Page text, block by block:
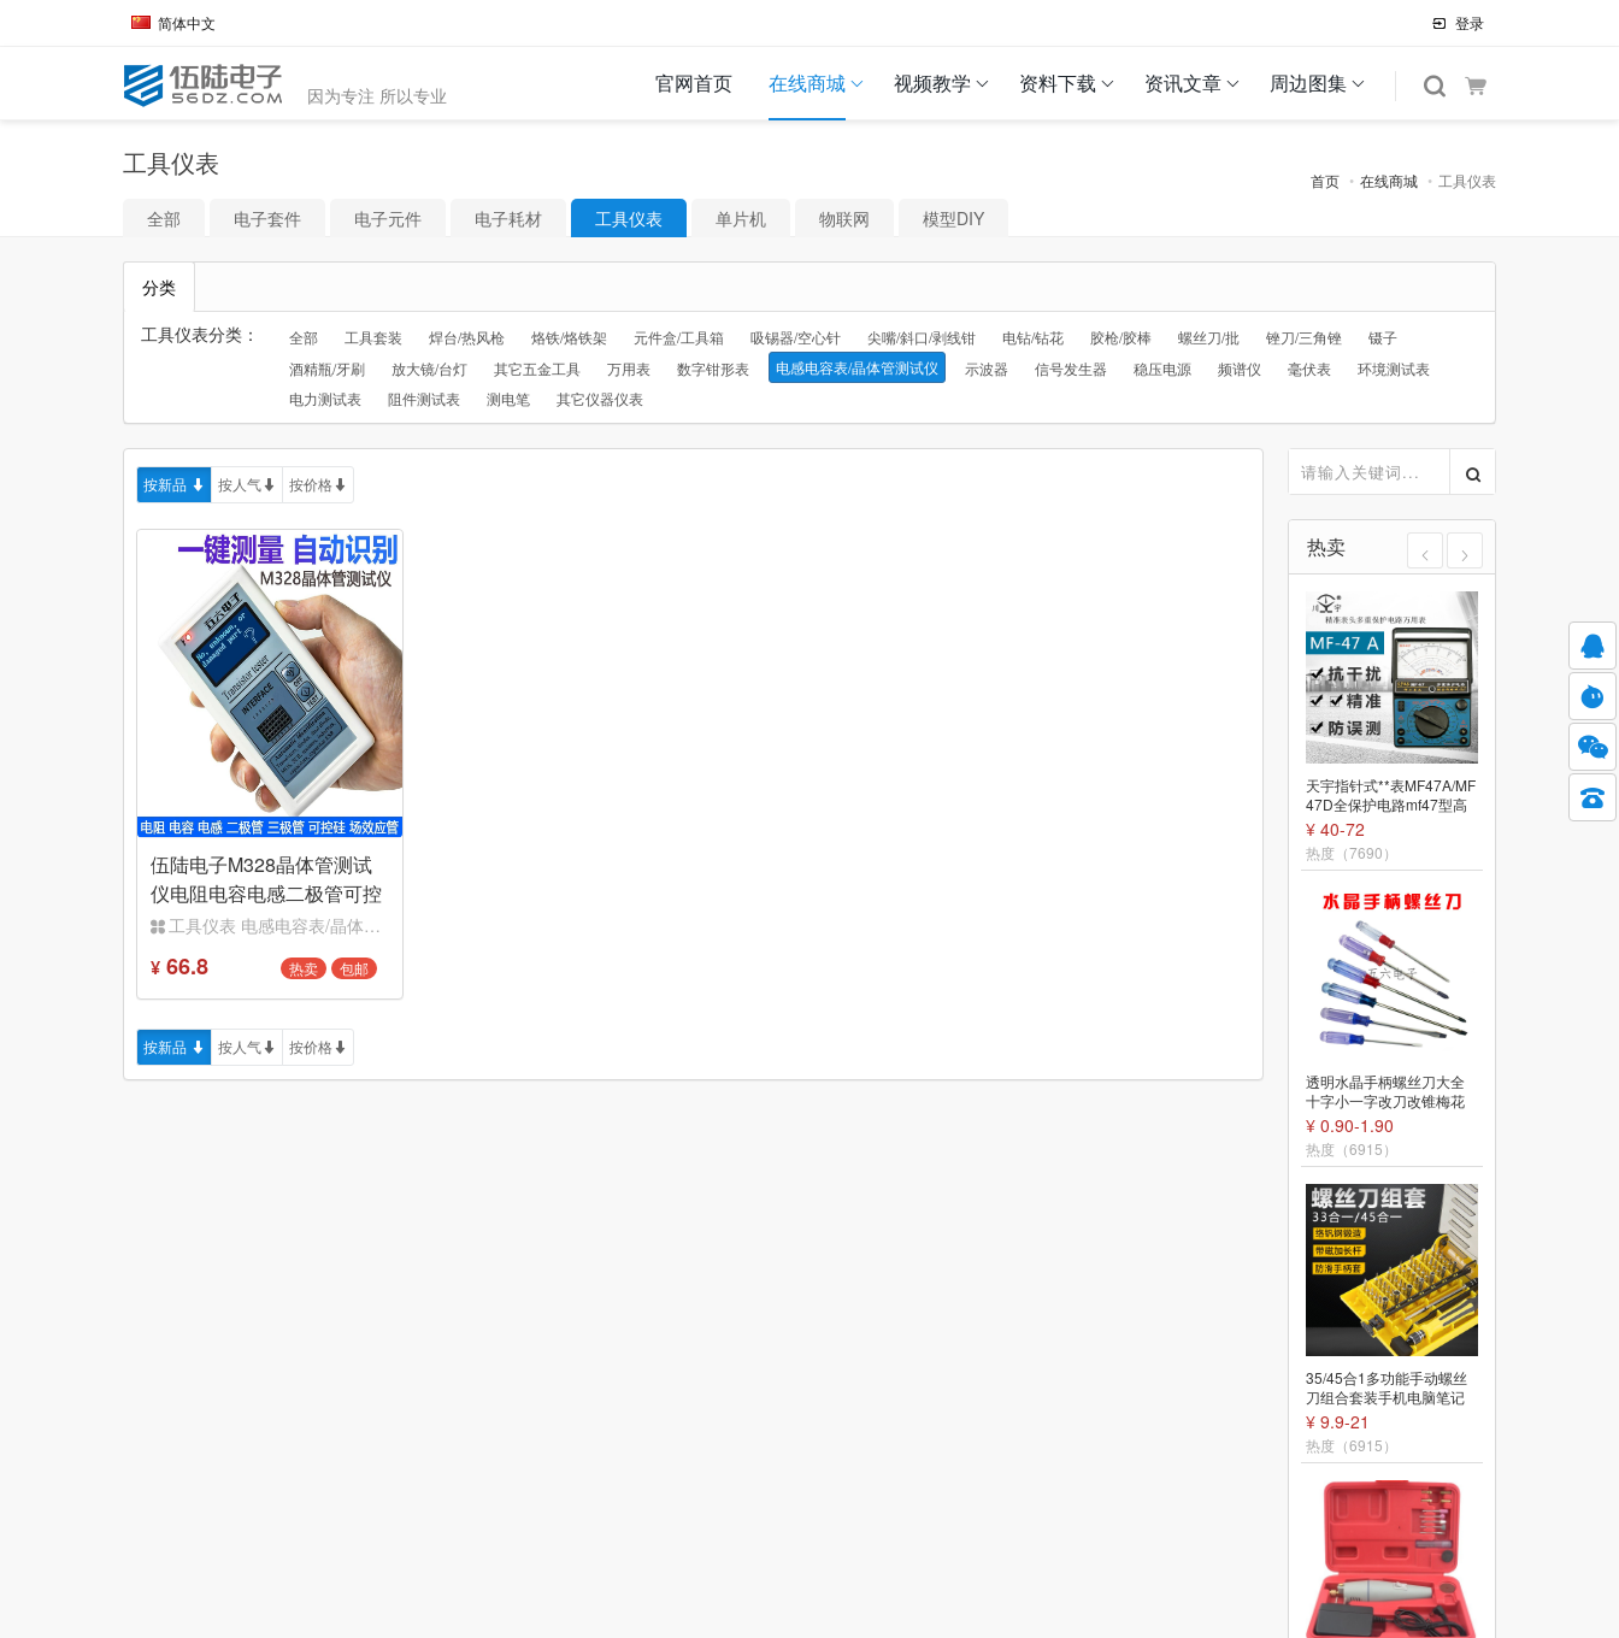
简体中文 登录
因为专注 所以专业 官网首页 在线商城 视频教学 资料下载 资讯文章 周边图集
工具仪表
首页 在线商城 工具仪表
全部 电子套件 电子元件 电子耗材 工具仪表 单片机 物联网 模型DIY
分类
工具仪表分类：
全部 工具套装 焊台/热风枪 烙铁/烙铁架 元件盒/工具箱 吸锡器/空心针 尖嘴/斜口/剥线钳 电钻/钻花 胶枪/胶棒 螺丝刀/批 锉刀/三角锉
镊子
酒精瓶/牙刷
放大镜/台灯 其它五金工具 万用表 数字钳形表 电感电容表/晶体管测试仪 示波器 信号发生器 稳压电源 频谱仪 毫伏表
环境测试表
电力测试表
阻件测试表 测电笔 其它仪器仪表
按新品 按人气 按价格
伍陆电子M328晶体管测试
仪电阻电容电感二极管可控
硅测量ESR仪表WK-56-70
工具仪表 电感电容表/晶体管测试仪
¥ 66.8 热卖 包邮
按新品 按人气 按价格
热卖
透明水晶手柄螺丝刀大全
热熔胶枪儿童手工家用小
型自动出胶25W热熔枪用7
mm热熔胶条胶棒
¥ 11.5-21.1
热度（6914）
6寸斜口钳小尖嘴钳多功能
斜嘴钳老虎钳偏口钳子电
工专用剪线钢丝
¥ 7.8-8.50
热度（6912）
60W恒温电烙铁可调温家
用维修工具包套装收纳盒
贴片电阻焊接工具
¥ 14.5-156
热度（6911）